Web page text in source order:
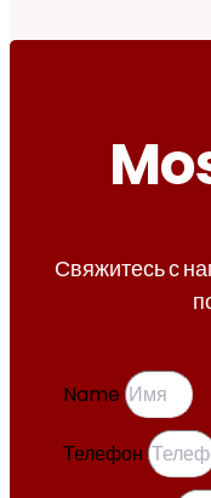
Свяжитесь с
Name
Телефон